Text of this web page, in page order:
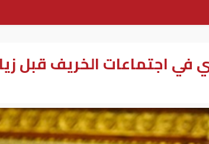
في اجتماعات الخريف قبل